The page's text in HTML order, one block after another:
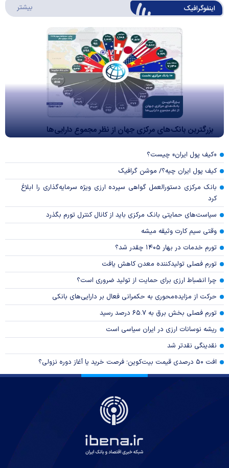
اینفوگرافیک بیشتر
بزرگترین بانک‌های مرکزی جهان از نظر مجموع دارایی‌ها
«کیف پول ایران» چیست؟
کیف پول ایران چیه؟/ موشن گرافیک
بانک مرکزی دستورالعمل گواهی سپرده ارزی ویژه سرمایه‌گذاری را ابلاغ
کرد
سیاست‌های حمایتی بانک مرکزی باید از کانال کنترل تورم بگذرد
وقتی سیم کارت وثیقه میشه
تورم خدمات در بهار ۱۴۰۵ چقدر شد؟
تورم فصلی تولیدکننده معدن کاهش یافت
چرا انضباط ارزی برای حمایت از تولید ضروری است؟
حرکت از مزایده‌محوری به حکمرانی فعال بر دارایی‌های بانکی
تورم فصلی بخش برق به ۶۵.۷ درصد رسید
ریشه نوسانات ارزی در ایران سیاسی است
نقدینگی نقدتر شد
افت ۵۰ درصدی قیمت بیت‌کوین؛ فرصت خرید یا آغاز دوره نزولی؟